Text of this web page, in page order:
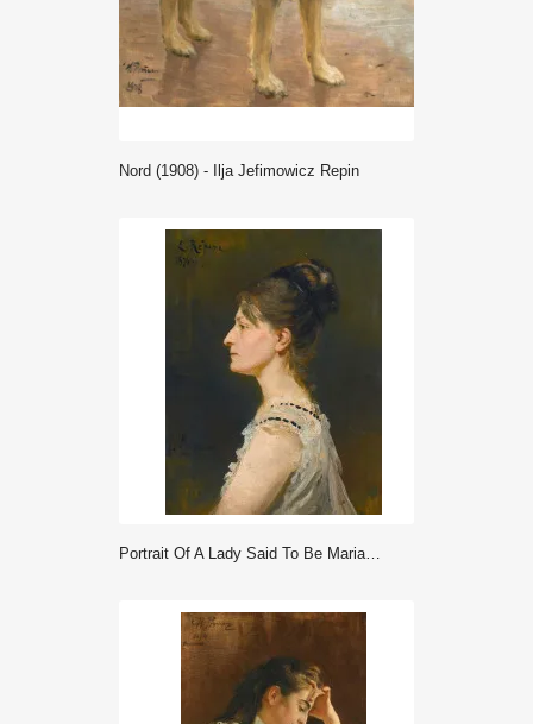
Nord (1908) - Ilja Jefimowicz Repin
Portrait Of A Lady Said To Be Maria Grigorievna Ge (1854-1932) (1876) - Repin